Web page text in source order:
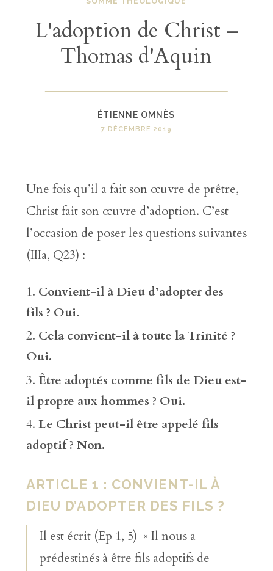
L'adoption de Christ –
Thomas d'Aquin
ÉTIENNE OMNÈS
7 DÉCEMBRE 2019
Une fois qu’il a fait son œuvre de prêtre,
Christ fait son œuvre d’adoption. C’est
l’occasion de poser les questions suivantes
(IIIa, Q23) :
Convient-il à Dieu d’adopter des
fils ? Oui.
Cela convient-il à toute la Trinité ?
Oui.
Être adoptés comme fils de Dieu est-
il propre aux hommes ? Oui.
Le Christ peut-il être appelé fils
adoptif ? Non.
ARTICLE 1 : CONVIENT-IL À
DIEU D’ADOPTER DES FILS ?
Il est écrit (Ep 1, 5) » Il nous a
prédestinés à être fils adoptifs de